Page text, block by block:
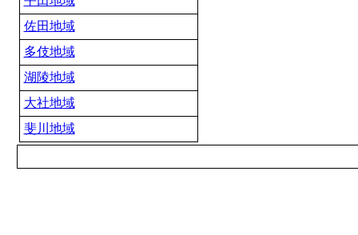
佐田地域
多伎地域
湖陵地域
大社地域
斐川地域